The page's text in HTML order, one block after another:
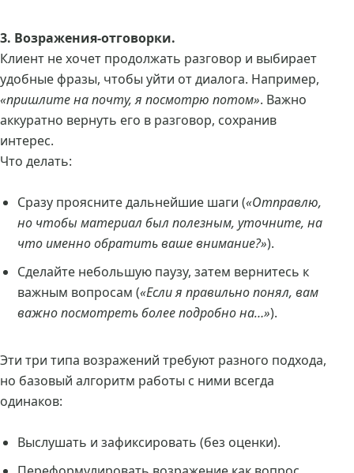
3. Возражения-отговорки.
Клиент не хочет продолжать разговор и выбирает
удобные фразы, чтобы уйти от диалога. Например,
«пришлите на почту, я посмотрю потом». Важно
аккуратно вернуть его в разговор, сохранив
интерес.
Что делать:
Сразу проясните дальнейшие шаги («Отправлю,
но чтобы материал был полезным, уточните, на
что именно обратить ваше внимание?»).
Сделайте небольшую паузу, затем вернитесь к
важным вопросам («Если я правильно понял, вам
важно посмотреть более подробно на…»).
Эти три типа возражений требуют разного подхода,
но базовый алгоритм работы с ними всегда
одинаков:
Выслушать и зафиксировать (без оценки).